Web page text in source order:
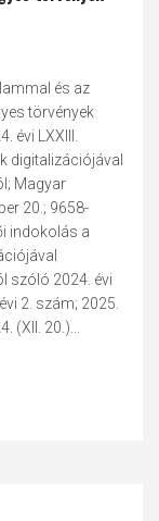
és az
törvények
LXXIII.
digitalizációjával
Magyar
20.; 9658-
indokolás a
szóló 2024. évi
2. szám; 2025.
(XII. 20.)...